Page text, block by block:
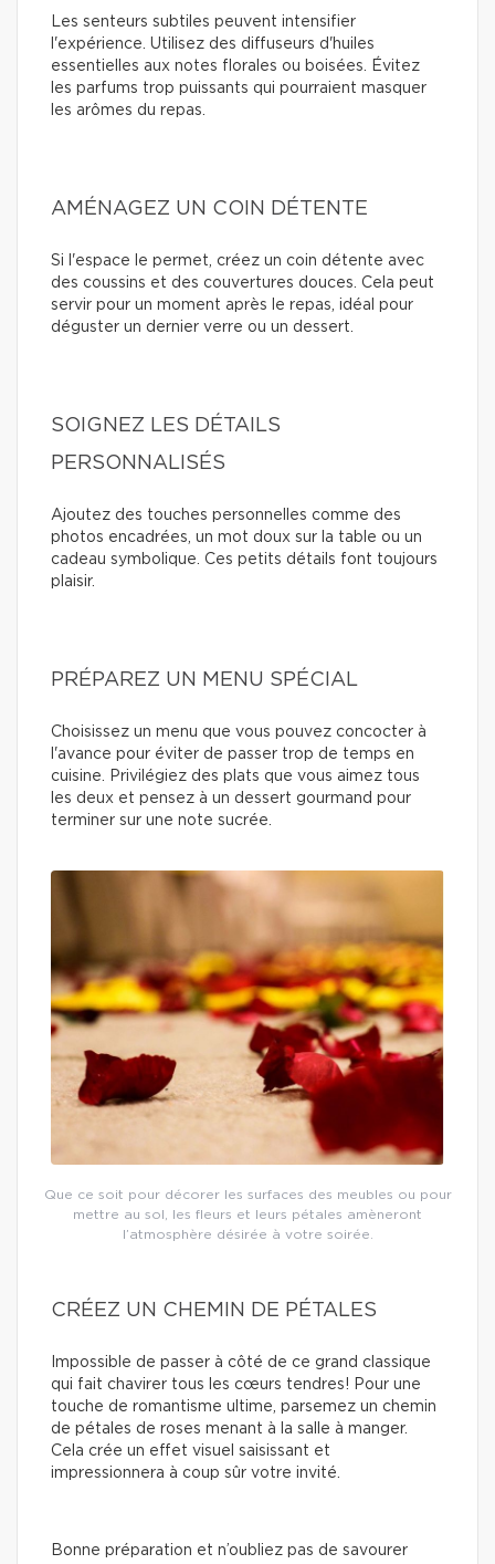
Les senteurs subtiles peuvent intensifier
l'expérience. Utilisez des diffuseurs d'huiles
essentielles aux notes florales ou boisées. Évitez
les parfums trop puissants qui pourraient masquer
les arômes du repas.
AMÉNAGEZ UN COIN DÉTENTE
Si l'espace le permet, créez un coin détente avec
des coussins et des couvertures douces. Cela peut
servir pour un moment après le repas, idéal pour
déguster un dernier verre ou un dessert.
SOIGNEZ LES DÉTAILS
PERSONNALISÉS
Ajoutez des touches personnelles comme des
photos encadrées, un mot doux sur la table ou un
cadeau symbolique. Ces petits détails font toujours
plaisir.
PRÉPAREZ UN MENU SPÉCIAL
Choisissez un menu que vous pouvez concocter à
l'avance pour éviter de passer trop de temps en
cuisine. Privilégiez des plats que vous aimez tous
les deux et pensez à un dessert gourmand pour
terminer sur une note sucrée.
Que ce soit pour décorer les surfaces des meubles ou pour
mettre au sol, les fleurs et leurs pétales amèneront
l’atmosphère désirée à votre soirée.
CRÉEZ UN CHEMIN DE PÉTALES
Impossible de passer à côté de ce grand classique
qui fait chavirer tous les cœurs tendres! Pour une
touche de romantisme ultime, parsemez un chemin
de pétales de roses menant à la salle à manger.
Cela crée un effet visuel saisissant et
impressionnera à coup sûr votre invité.
Bonne préparation et n’oubliez pas de savourer